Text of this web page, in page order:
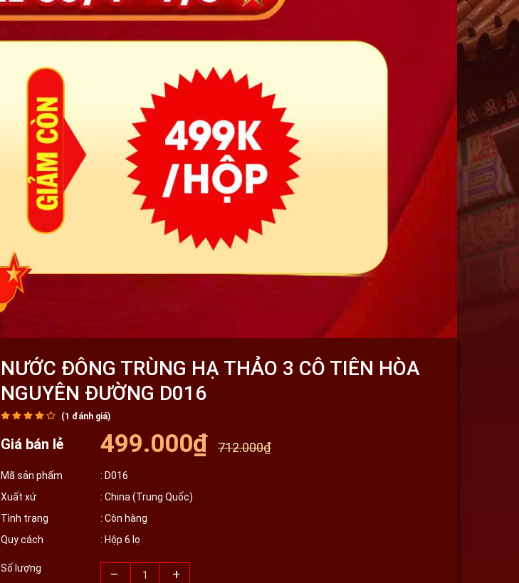
NƯỚC ĐÔNG TRÙNG HẠ THẢO 3 CÔ TIÊN HÒA
NGUYÊN ĐƯỜNG D016
(1 đánh giá)
Giá bán lẻ 499.000₫ 712.000₫
Mã sản phẩm
: D016
Xuất xứ
: China (Trung Quốc)
Tình trạng
: Còn hàng
Quy cách
: Hộp 6 lọ
Số lượng – +